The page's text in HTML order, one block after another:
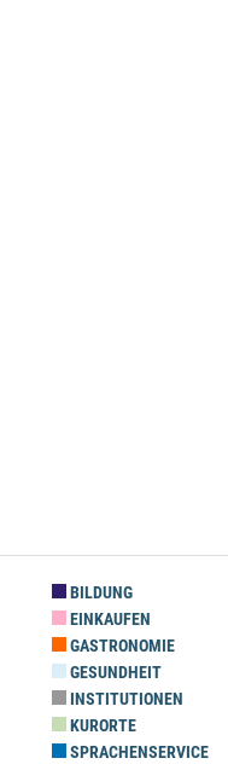
BILDUNG
EINKAUFEN
GASTRONOMIE
GESUNDHEIT
INSTITUTIONEN
KURORTE
SPRACHENSERVICE